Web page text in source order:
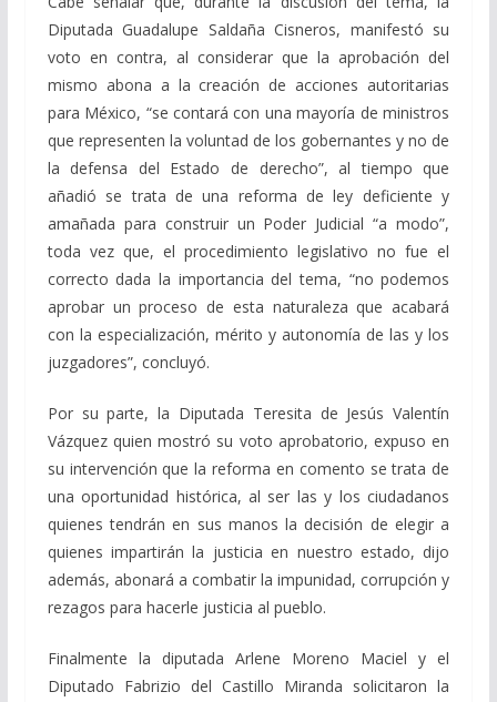
Diputada Guadalupe Saldaña Cisneros, manifestó su
voto en contra, al considerar que la aprobación del
mismo abona a la creación de acciones autoritarias
para México, “se contará con una mayoría de ministros
que representen la voluntad de los gobernantes y no de
la defensa del Estado de derecho”, al tiempo que
añadió se trata de una reforma de ley deficiente y
amañada para construir un Poder Judicial “a modo”,
toda vez que, el procedimiento legislativo no fue el
correcto dada la importancia del tema, “no podemos
aprobar un proceso de esta naturaleza que acabará
con la especialización, mérito y autonomía de las y los
juzgadores”, concluyó.
Por su parte, la Diputada Teresita de Jesús Valentín
Vázquez quien mostró su voto aprobatorio, expuso en
su intervención que la reforma en comento se trata de
una oportunidad histórica, al ser las y los ciudadanos
quienes tendrán en sus manos la decisión de elegir a
quienes impartirán la justicia en nuestro estado, dijo
además, abonará a combatir la impunidad, corrupción y
rezagos para hacerle justicia al pueblo.
Finalmente la diputada Arlene Moreno Maciel y el
Diputado Fabrizio del Castillo Miranda solicitaron la